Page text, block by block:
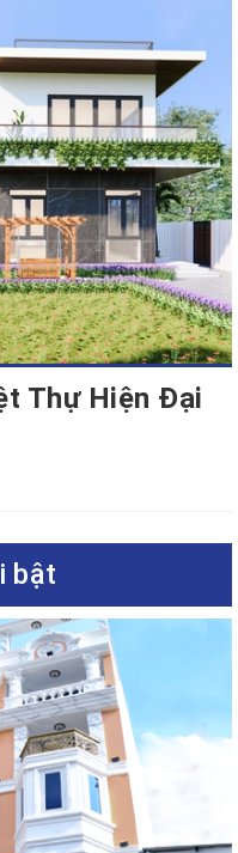
Thự Hiện Đại
bật